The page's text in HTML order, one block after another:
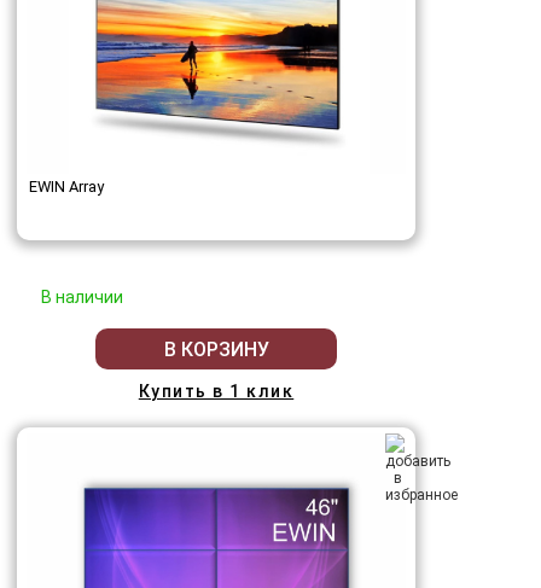
EWIN Array
В наличии
В КОРЗИНУ
Купить в 1 клик